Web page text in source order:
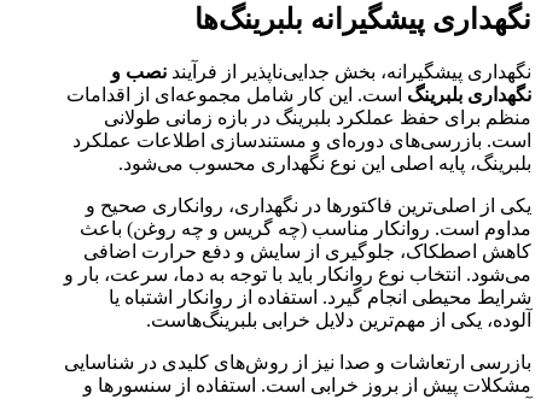
نگهداری پیشگیرانه بلبرینگ‌ها
نگهداری پیشگیرانه، بخش جدایی‌ناپذیر از فرآیند نصب و
نگهداری بلبرینگ است. این کار شامل مجموعه‌ای از اقدامات
منظم برای حفظ عملکرد بلبرینگ در بازه زمانی طولانی
است. بازرسی‌های دوره‌ای و مستندسازی اطلاعات عملکرد
بلبرینگ، پایه اصلی این نوع نگهداری محسوب می‌شود.
یکی از اصلی‌ترین فاکتورها در نگهداری، روانکاری صحیح و
مداوم است. روانکار مناسب (چه گریس و چه روغن) باعث
کاهش اصطکاک، جلوگیری از سایش و دفع حرارت اضافی
می‌شود. انتخاب نوع روانکار باید با توجه به دما، سرعت، بار و
شرایط محیطی انجام گیرد. استفاده از روانکار اشتباه یا
آلوده، یکی از مهم‌ترین دلایل خرابی بلبرینگ‌هاست.
بازرسی ارتعاشات و صدا نیز از روش‌های کلیدی در شناسایی
مشکلات پیش از بروز خرابی است. استفاده از سنسورها و